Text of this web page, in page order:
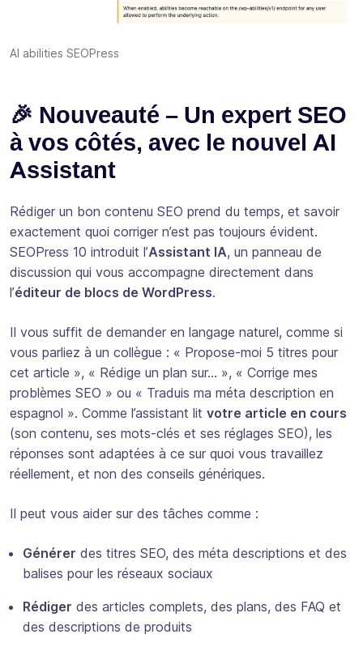
AI abilities SEOPress
🎉 Nouveauté – Un expert SEO
à vos côtés, avec le nouvel AI
Assistant
Rédiger un bon contenu SEO prend du temps, et savoir
exactement quoi corriger n’est pas toujours évident.
SEOPress 10 introduit l’Assistant IA, un panneau de
discussion qui vous accompagne directement dans
l’éditeur de blocs de WordPress.
Il vous suffit de demander en langage naturel, comme si
vous parliez à un collègue : « Propose-moi 5 titres pour
cet article », « Rédige un plan sur… », « Corrige mes
problèmes SEO » ou « Traduis ma méta description en
espagnol ». Comme l’assistant lit votre article en cours
(son contenu, ses mots-clés et ses réglages SEO), les
réponses sont adaptées à ce sur quoi vous travaillez
réellement, et non des conseils génériques.
Il peut vous aider sur des tâches comme :
Générer des titres SEO, des méta descriptions et des
balises pour les réseaux sociaux
Rédiger des articles complets, des plans, des FAQ et
des descriptions de produits